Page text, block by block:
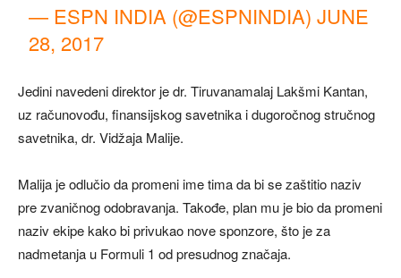
— ESPN INDIA (@ESPNINDIA)JUNE
28, 2017
Jedini navedeni direktor je dr. Tiruvanamalaj Lakšmi Kantan,
uz računovođu, finansijskog savetnika i dugoročnog stručnog
savetnika, dr. Vidžaja Malije.
Malija je odlučio da promeni ime tima da bi se zaštitio naziv
pre zvaničnog odobravanja. Takođe, plan mu je bio da promeni
naziv ekipe kako bi privukao nove sponzore, što je za
nadmetanja u Formuli 1 od presudnog značaja.